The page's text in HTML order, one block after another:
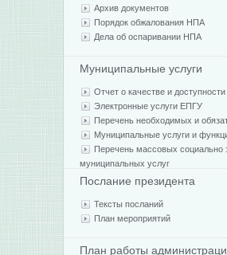
Архив документов
Порядок обжалования НПА
Дела об оспаривании НПА
Муниципальные услуги
Отчет о качестве и доступности
Электронные услуги ЕПГУ
Перечень необходимых и
Муниципальные услуги и
Перечень массовых социально
муниципальных услуг
Послание президента
Тексты посланий
План мероприятий
План работы